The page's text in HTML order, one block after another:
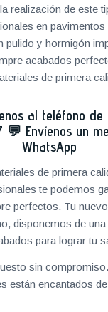
realización de este
en pavimentos
pulido y hormigón
acabados
de primera
al teléfono de
💬 Envíenos un
WhatsApp
de primera
te podemos
perfectos. Tu
disponemos de
para lograr tu
sin
están encantados